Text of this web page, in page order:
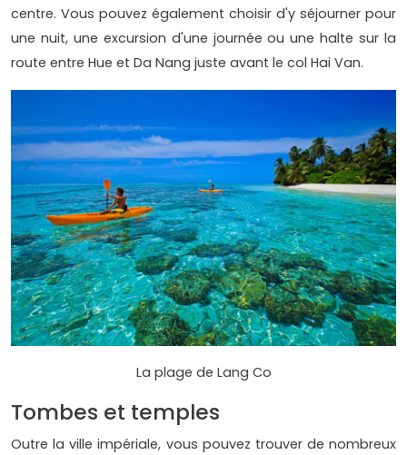
centre. Vous pouvez également choisir d'y séjourner pour
une nuit, une excursion d'une journée ou une halte sur la
route entre Hue et Da Nang juste avant le col Hai Van.
La plage de Lang Co
Tombes et temples
Outre la ville impériale, vous pouvez trouver de nombreux